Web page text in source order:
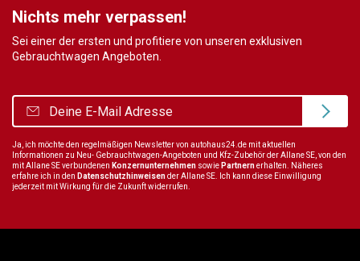
Nichts mehr verpassen!
Sei einer der ersten und profitiere von unseren exklusiven
Gebrauchtwagen Angeboten.
Ja, ich möchte den regelmäßigen Newsletter von autohaus24.de mit aktuellen
Informationen zu Neu- Gebrauchtwagen-Angeboten und Kfz-Zubehör der Allane SE, von den
mit Allane SE verbundenen Konzernunternehmen sowie Partnernerhalten. Näheres
erfahre ich in den Datenschutzhinweisender Allane SE. Ich kann diese Einwilligung
jederzeit mit Wirkung für die Zukunft widerrufen.